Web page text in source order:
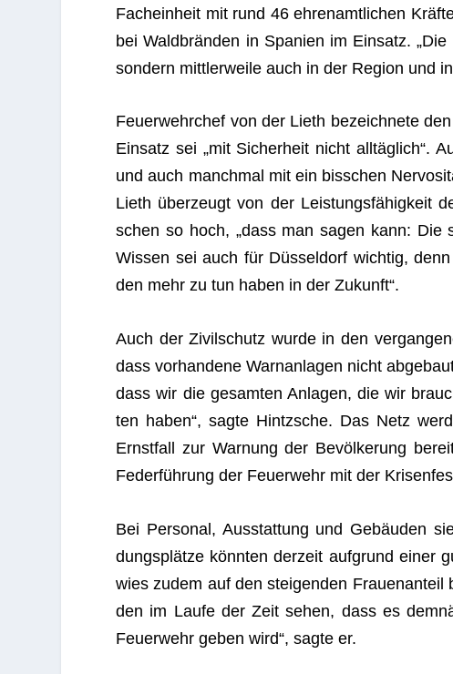
Fach­ein­heit mit rund 46 ehren­amt­li­chen
bei Wald­brän­den in Spa­nien im Ein­satz.
son­dern mitt­ler­weile auch in der Region und
Feu­er­wehr­chef von der Lieth bezeich­nete
Ein­satz sei „mit Sicher­heit nicht all­täg­lich“.
und auch manch­mal mit ein biss­chen
Lieth über­zeugt von der Leis­tungs­fä­hig­keit
schen so hoch, „dass man sagen kann: Die
Wis­sen sei auch für Düs­sel­dorf wich­tig,
den mehr zu tun haben in der Zukunft“.
Auch der Zivil­schutz wurde in den
dass vor­han­dene Warn­an­la­gen nicht
dass wir die gesam­ten Anla­gen, die wir
ten haben“, sagte Hintzsche. Das Netz
Ernst­fall zur War­nung der Bevöl­ke­rung
Feder­füh­rung der Feu­er­wehr mit der
Bei Per­so­nal, Aus­stat­tung und Gebäu­den
dungs­plätze könn­ten der­zeit auf­grund einer
wies zudem auf den stei­gen­den
den im Laufe der Zeit sehen, dass es
Feu­er­wehr geben wird“, sagte er.